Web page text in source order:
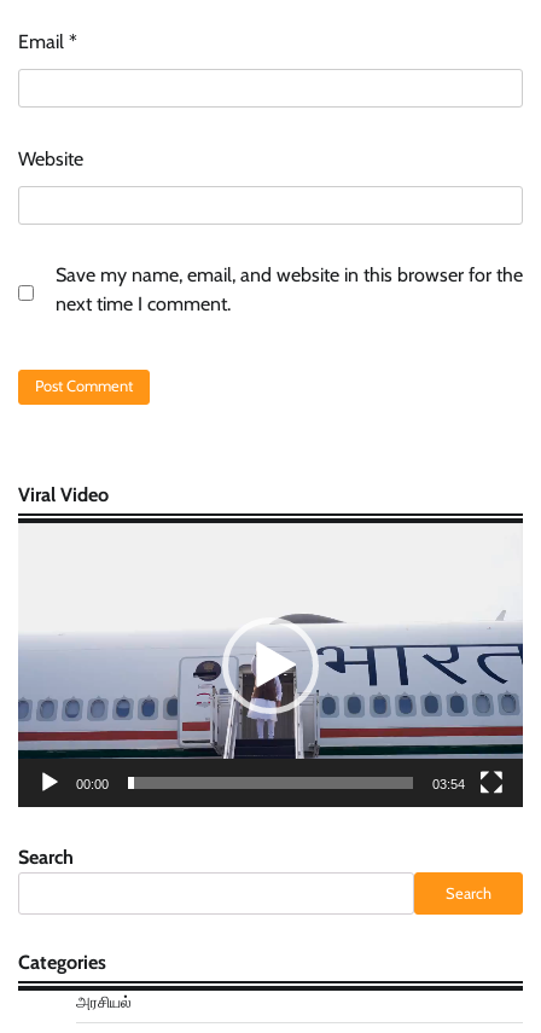
Email *
Website
Save my name, email, and website in this browser for the
next time I comment.
Viral Video
00:00 03:54
Search
Search
Categories
அரசியல்